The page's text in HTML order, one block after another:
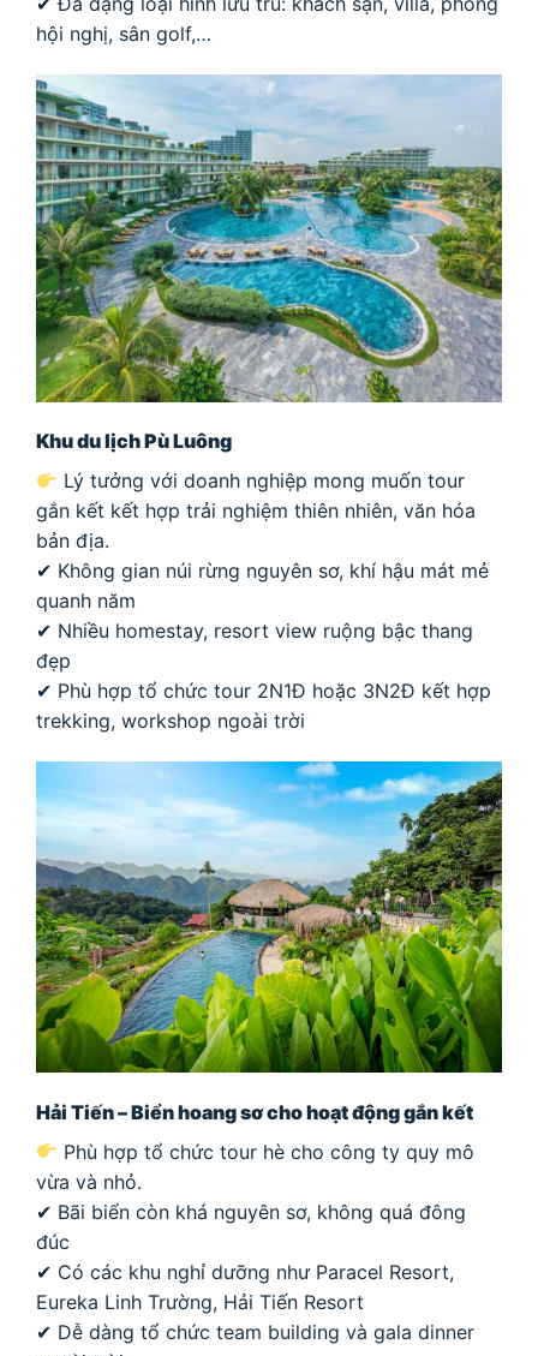
hội nghị, sân golf,…
Khu du lịch Pù Luông
Lý tưởng với doanh nghiệp mong muốn tour
gắn kết kết hợp trải nghiệm thiên nhiên, văn hóa
bản địa.
✔ Không gian núi rừng nguyên sơ, khí hậu mát mẻ
quanh năm
✔ Nhiều homestay, resort view ruộng bậc thang
đẹp
✔ Phù hợp tổ chức tour 2N1Đ hoặc 3N2Đ kết hợp
trekking, workshop ngoài trời
Hải Tiến – Biển hoang sơ cho hoạt động gắn kết
Phù hợp tổ chức tour hè cho công ty quy mô
vừa và nhỏ.
✔ Bãi biển còn khá nguyên sơ, không quá đông
đúc
✔ Có các khu nghỉ dưỡng như Paracel Resort,
Eureka Linh Trường, Hải Tiến Resort
✔ Dễ dàng tổ chức team building và gala dinner